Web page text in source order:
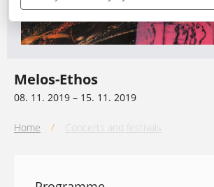
Melos-Ethos
08. 11. 2019 – 15. 11. 2019
Home / Concerts and festivals